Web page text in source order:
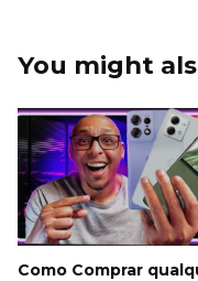
You might
Como Comprar